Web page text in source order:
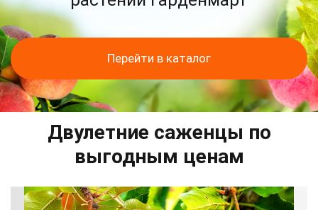
Перейти в каталог
Двулетние саженцы по
выгодным ценам